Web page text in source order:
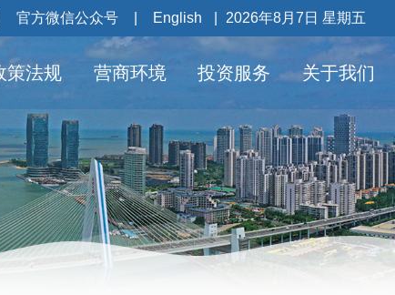
官方微信公众号 English 2026年8月7日 星期五
策法规 营商环境 投资服务 关于我们